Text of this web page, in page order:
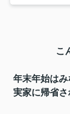
こ
年末年始は
実家に帰省